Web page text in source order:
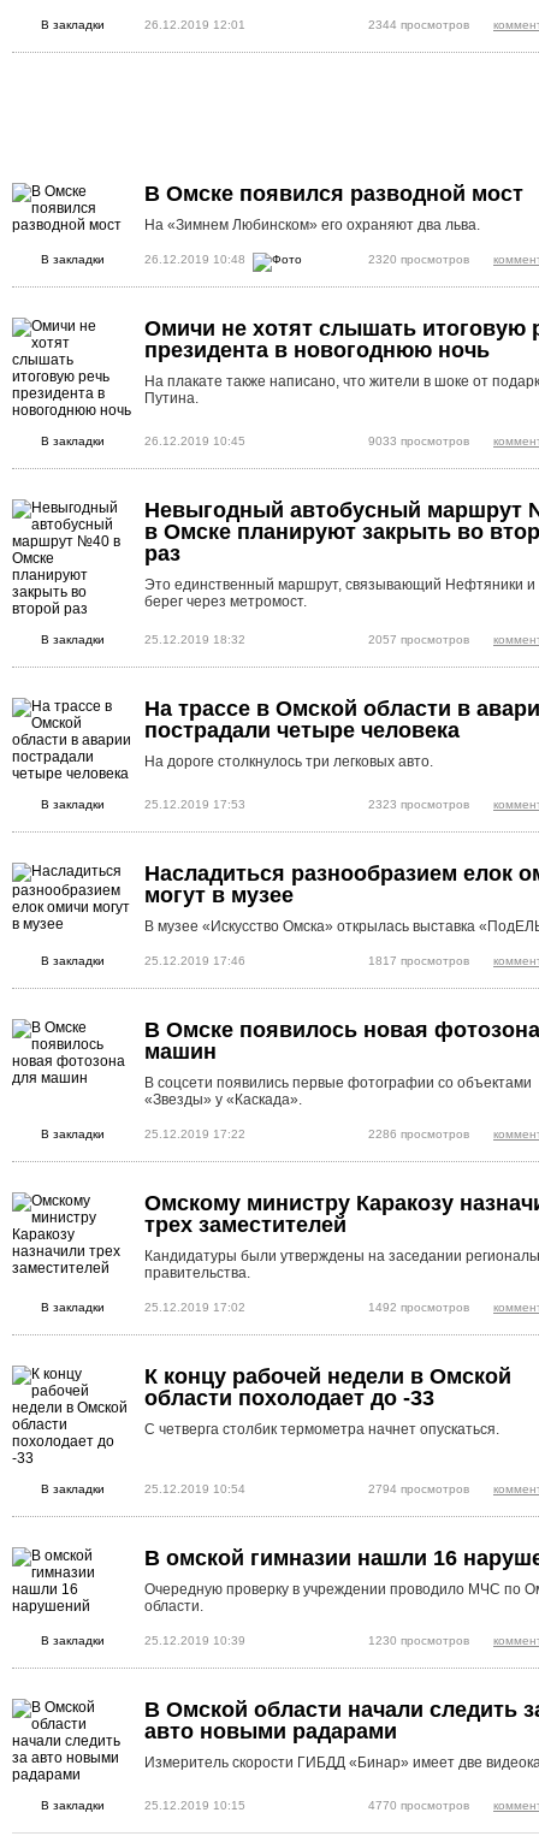
В закладки 26.12.2019 12:01 2344 просмотров
В Омске появился разводной мост
На «Зимнем Любинском» его охраняют два льва.
В закладки 26.12.2019 10:48 2320 просмотров
Омичи не хотят слышать итоговую
президента в новогоднюю ночь
На плакате также написано, что жители в шоке от
Путина.
В закладки 26.12.2019 10:45 9033 просмотров
Невыгодный автобусный маршрут
в Омске планируют закрыть во
раз
Это единственный маршрут, связывающий Нефтяники
берег через метромост.
В закладки 25.12.2019 18:32 2057 просмотров
На трассе в Омской области в
пострадали четыре человека
На дороге столкнулось три легковых авто.
В закладки 25.12.2019 17:53 2323 просмотров
Насладиться разнообразием елок
могут в музее
В музее «Искусство Омска» открылась выставка
В закладки 25.12.2019 17:46 1817 просмотров
В Омске появилось новая
машин
В соцсети появились первые фотографии со объектами
«Звезды» у «Каскада».
В закладки 25.12.2019 17:22 2286 просмотров
Омскому министру Каракозу
трех заместителей
Кандидатуры были утверждены на заседании
правительства.
В закладки 25.12.2019 17:02 1492 просмотров
К концу рабочей недели в Омской
области похолодает до -33
С четверга столбик термометра начнет опускаться.
В закладки 25.12.2019 10:54 2794 просмотров
В омской гимназии нашли 16
Очередную проверку в учреждении проводило МЧС по
области.
В закладки 25.12.2019 10:39 1230 просмотров
В Омской области начали следить
авто новыми радарами
Измеритель скорости ГИБДД «Бинар» имеет две
В закладки 25.12.2019 10:15 4770 просмотров